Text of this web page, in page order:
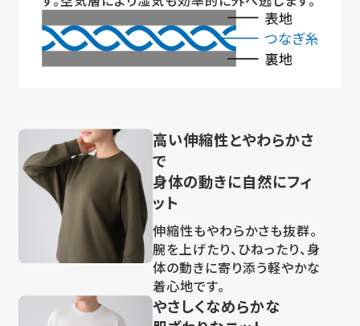
で
身体の動きに自然にフィ
ット
伸縮性もやわらかさも抜群。
腕を上げたり、ひねったり、身
体の動きに寄り添う軽やかな
着心地です。
やさしくなめらかな
肌ざわりなニット